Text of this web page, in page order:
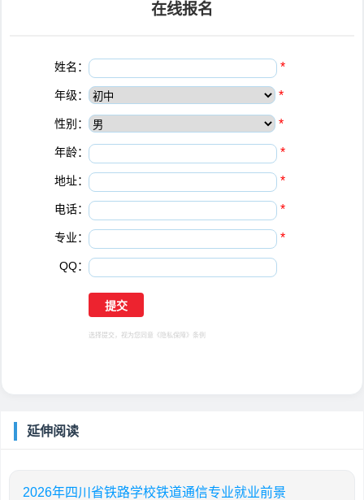
在线报名
姓名： *
年级： *
性别： *
年龄： *
地址： *
电话： *
专业： *
QQ：
选择提交，视为您同意 《隐私保障》 条例
延伸阅读
2026年四川省铁路学校铁道通信专业就业前景